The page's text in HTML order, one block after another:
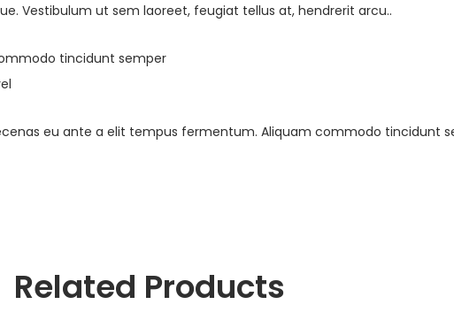
Vestibulum ut sem laoreet, feugiat tellus at, hendrerit arcu..
tincidunt semper
eu ante a elit tempus fermentum. Aliquam commodo tincidunt
Related Products